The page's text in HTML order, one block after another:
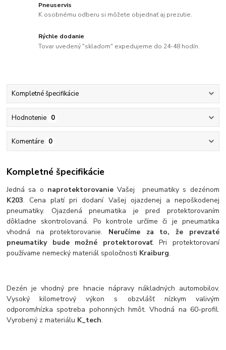
Pneuservis
K osobnému odberu si môžete objednať aj prezutie.
Rýchle dodanie
Tovar uvedený "skladom" expedujeme do 24-48 hodín.
Kompletné špecifikácie
Hodnotenie 0
Komentáre 0
Kompletné špecifikácie
Jedná sa o naprotektorovanie Vašej pneumatiky s dezénom
K203. Cena platí pri dodaní Vašej ojazdenej a nepoškodenej
pneumatiky. Ojazdená pneumatika je pred protektorovaním
dôkladne skontrolovaná. Po kontrole určíme či je pneumatika
vhodná na protektorovanie. Neručíme za to, že prevzaté
pneumatiky bude možné protektorovať. Pri protektorovaní
používame nemecký materiál spoločnosti Kraiburg.
Dezén je vhodný pre hnacie nápravy nákladných automobilov.
Vysoký kilometrový výkon s obzvlášť nízkym valivým
odporom/nízka spotreba pohonných hmôt. Vhodná na 60-profil.
Vyrobený z materiálu K_tech.